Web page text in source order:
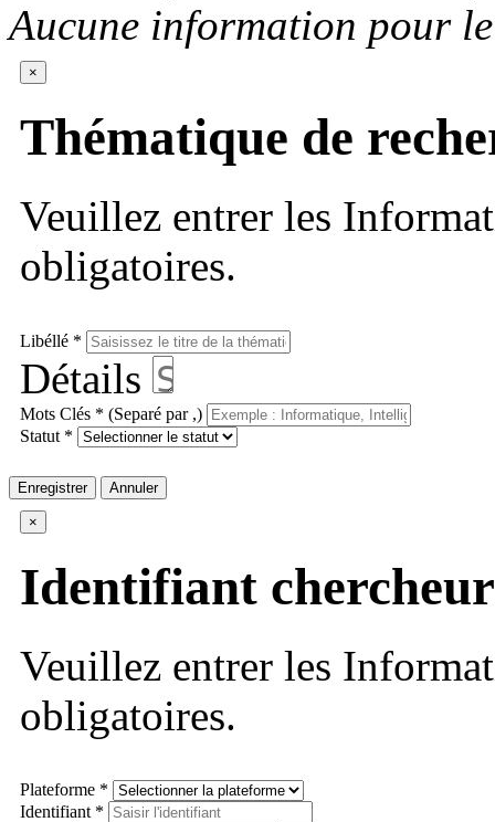
Aucune information pour
×
Thématique de
Veuillez entrer les
obligatoires.
Libéllé *
Détails
Mots Clés * (Separé par ,)
Statut *
Enregistrer Annuler
×
Identifiant chercheur
Veuillez entrer les
obligatoires.
Plateforme *
Identifiant *